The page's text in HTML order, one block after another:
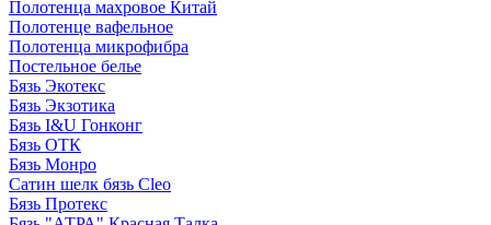
Полотенца махровое Китай
Полотенце вафельное
Полотенца микрофибра
Постельное белье
Бязь Экотекс
Бязь Экзотика
Бязь I&U Гонконг
Бязь ОТК
Бязь Монро
Сатин шелк бязь Cleo
Бязь Протекс